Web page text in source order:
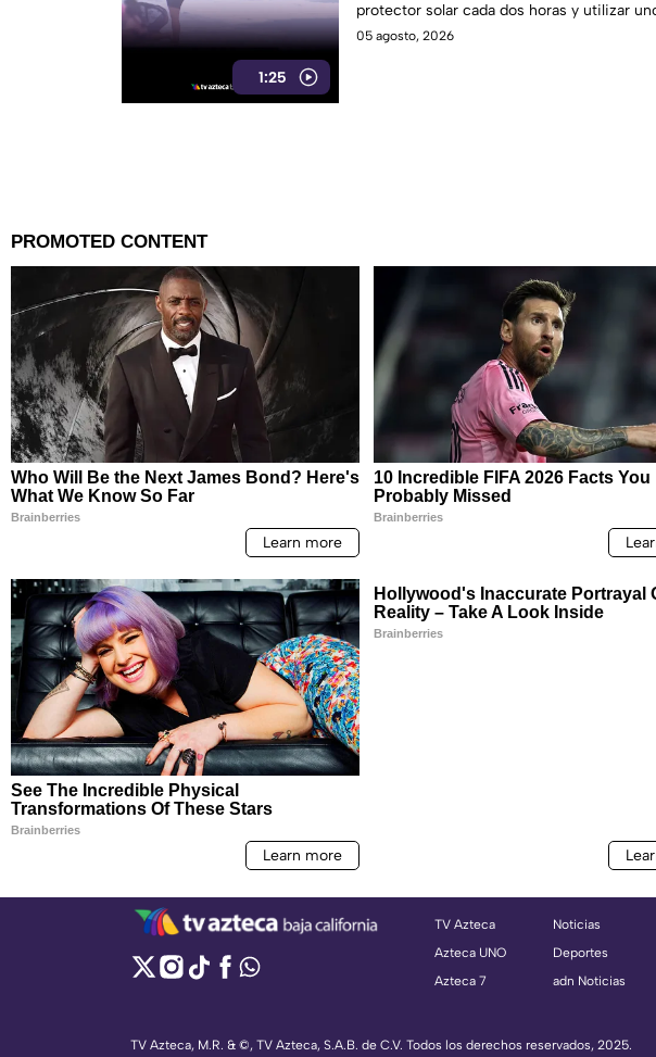
1:25
protector solar cada dos horas y utilizar
FPS 30 o superior.
05 agosto, 2026
TV Azteca
Azteca UNO
Azteca 7
Noticias
Deportes
adn Noticias
TV Azteca, M.R. & ©, TV Azteca, S.A.B. de C.V. Todos los derechos reservados, 2025.